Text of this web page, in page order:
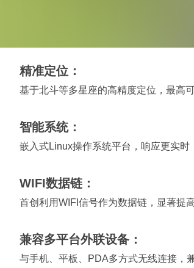
精准定位：
基于北斗等多星座的高精度定位，最高
智能系统：
嵌入式Linux操作系统平台，响应更实时
WIFI数据链：
首创利用WIFI信号作为数据链，显著提
兼容多平台外联设备：
与手机、平板、PDA多方式无线连接，